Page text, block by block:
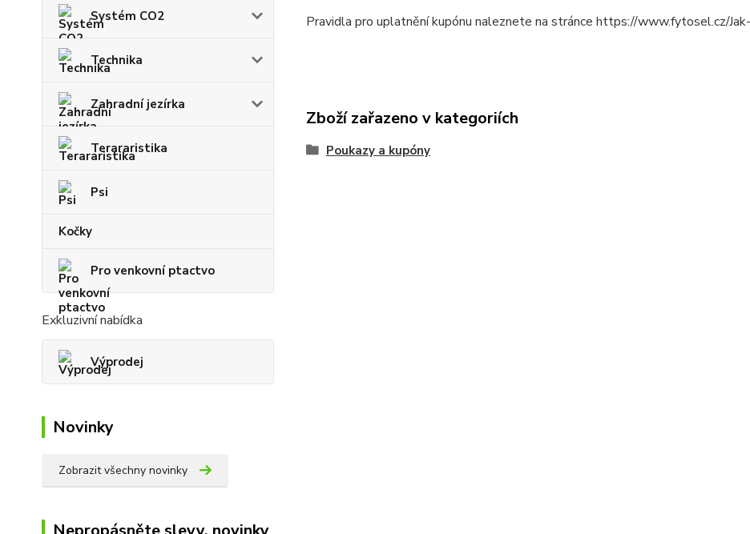
Systém CO2
Technika
Zahradní jezírka
Terararistika
Psi
Kočky
Pro venkovní ptactvo
Exkluzivní nabídka
Výprodej
Novinky
Zobrazit všechny novinky
Pravidla pro uplatnění kupónu naleznete na stránce https://www.fytosel.cz/
Zboží zařazeno v kategoriích
Poukazy a kupóny